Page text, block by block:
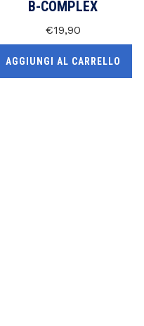
B-COMPLEX
€19,90
AGGIUNGI AL CARRELLO